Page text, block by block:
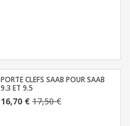
PORTE CLEFS SAAB POUR SAAB
9.3 ET 9.5
16,70 €17,50 €